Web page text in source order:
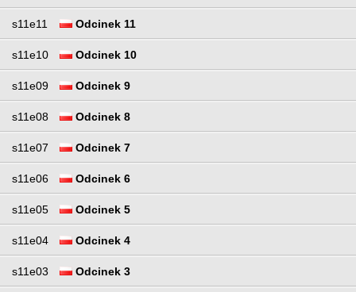
s11e11 Odcinek 11
s11e10 Odcinek 10
s11e09 Odcinek 9
s11e08 Odcinek 8
s11e07 Odcinek 7
s11e06 Odcinek 6
s11e05 Odcinek 5
s11e04 Odcinek 4
s11e03 Odcinek 3